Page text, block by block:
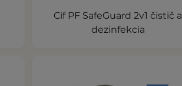
Cif PF SafeGuard 2v1 čistič a
dezinfekcia